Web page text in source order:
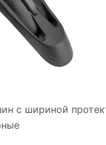
с шириной